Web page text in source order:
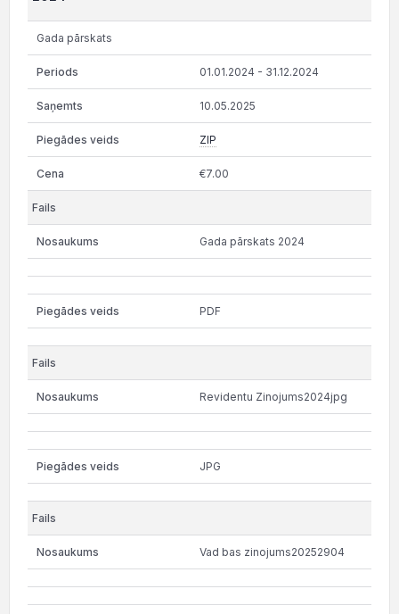
Gada pārskats
01.01.2024 - 31.12.2024
10.05.2025
ZIP
€7.00
Gada pārskats 2024
PDF
Revidentu Zinojums2024jpg
JPG
Vad bas zinojums20252904